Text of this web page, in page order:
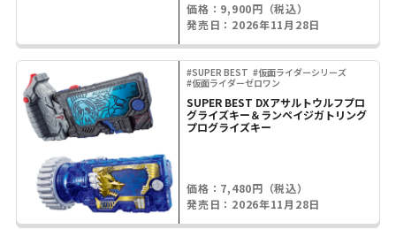
価格：9,900円（税込）
発売日：2026年11月28日
#SUPER BEST #仮面ライダーシリーズ
#仮面ライダーゼロワン
SUPER BEST DXアサルトウルフプロ
グライズキー＆ランペイジガトリング
プログライズキー
価格：7,480円（税込）
発売日：2026年11月28日